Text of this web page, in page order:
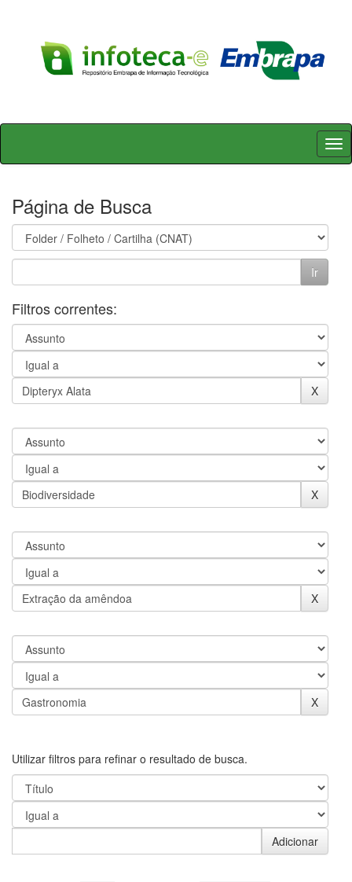
Skip
Página de Busca
Filtros correntes:
Utilizar filtros para refinar o resultado de busca.